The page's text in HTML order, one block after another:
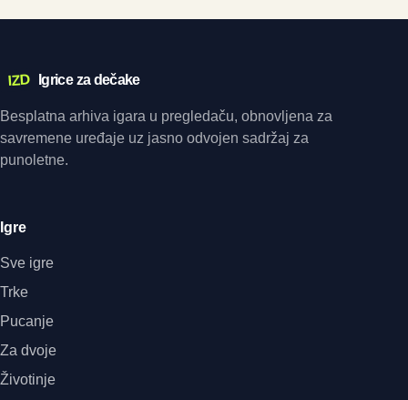
IZD Igrice za dečake
Besplatna arhiva igara u pregledaču, obnovljena za
savremene uređaje uz jasno odvojen sadržaj za
punoletne.
Igre
Sve igre
Trke
Pucanje
Za dvoje
Životinje